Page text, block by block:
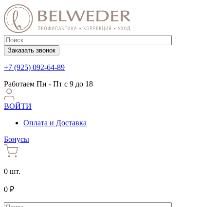
Заказать звонок
+7 (925) 092-64-89
Работаем Пн - Пт с 9 до 18
ВОЙТИ
Оплата и Доставка
Бонусы
0 шт.
0 ₽